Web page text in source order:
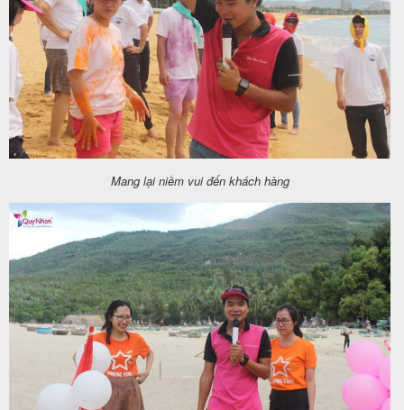
Mang lại niềm vui đến khách hàng